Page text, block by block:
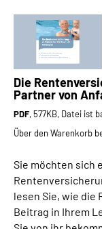
Die
Partner von
PDF, 577KB, Datei ist
Über den Warenkorb
Sie möchten sich
lesen Sie, wie die
Beitrag in Ihrem